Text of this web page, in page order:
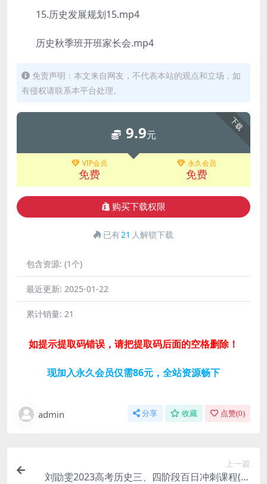
15.历史发展规划15.mp4
历史秋季班开班家长会.mp4
免责声明：本文来自网友，不代表本站的观点和立场，如
有侵权请联系本平台处理。
下载
9.9元
VIP会员
免费
永久会员
免费
购买下载权限
已有21 人解锁下载
包含资源: (1个)
最近更新: 2025-01-22
累计销量: 21
如提示提取码错误，请把提取码后面的空格删除！
现加入永久会员仅需86元，全站资源畅下
admin 分享 收藏 点赞(0)
上一篇
刘勖雯2023高考历史三、四阶段百日冲刺课程(高